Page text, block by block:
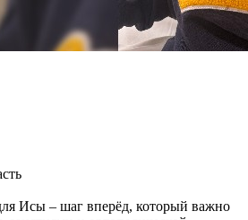
Исы – шаг вперёд, который важно